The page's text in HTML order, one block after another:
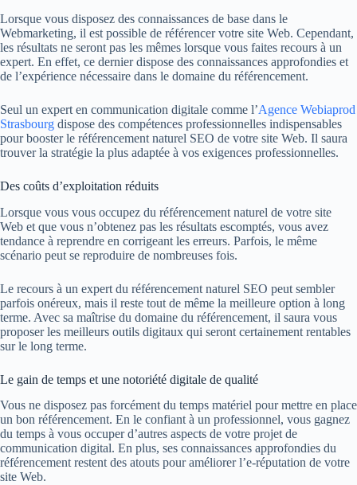
Lorsque vous disposez des connaissances de base dans le
Webmarketing, il est possible de référencer votre site Web. Cependant,
les résultats ne seront pas les mêmes lorsque vous faites recours à un
expert. En effet, ce dernier dispose des connaissances approfondies et
de l’expérience nécessaire dans le domaine du référencement.
Seul un expert en communication digitale comme l’Agence Webiaprod
Strasbourg dispose des compétences professionnelles indispensables
pour booster le référencement naturel SEO de votre site Web. Il saura
trouver la stratégie la plus adaptée à vos exigences professionnelles.
Des coûts d’exploitation réduits
Lorsque vous vous occupez du référencement naturel de votre site
Web et que vous n’obtenez pas les résultats escomptés, vous avez
tendance à reprendre en corrigeant les erreurs. Parfois, le même
scénario peut se reproduire de nombreuses fois.
Le recours à un expert du référencement naturel SEO peut sembler
parfois onéreux, mais il reste tout de même la meilleure option à long
terme. Avec sa maîtrise du domaine du référencement, il saura vous
proposer les meilleurs outils digitaux qui seront certainement rentables
sur le long terme.
Le gain de temps et une notoriété digitale de qualité
Vous ne disposez pas forcément du temps matériel pour mettre en place
un bon référencement. En le confiant à un professionnel, vous gagnez
du temps à vous occuper d’autres aspects de votre projet de
communication digital. En plus, ses connaissances approfondies du
référencement restent des atouts pour améliorer l’e-réputation de votre
site Web.